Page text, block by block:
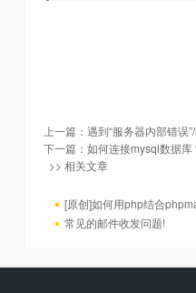
上一篇： 遇到“服务器内部错误
下一篇： 如何连接mysql数据库
>> 相关文章
[原创]如何用php结合
常见的邮件收发问题!